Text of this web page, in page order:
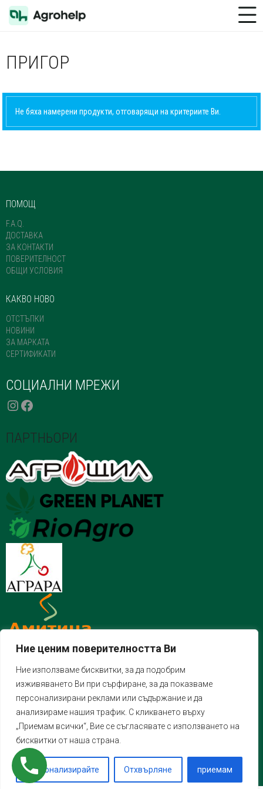
Ние ценим поверителността Ви
Ние използваме бисквитки, за да подобрим
изживяването Ви при сърфиране, за да показваме
персонализирани реклами или съдържание и да
анализираме нашия трафик. С кликването върху
„Приемам всички“, Вие се съгласявате с използването на
бисквитки от наша страна.
Персонализирайте Отхвърляне приемам
Toggle Menu
ПРИГОР
Не бяха намерени продукти, отговарящи на критериите Ви.
ПОМОЩ
F.A.Q.
ДОСТАВКА
ЗА КОНТАКТИ
ПОВЕРИТЕЛНОСТ
ОБЩИ УСЛОВИЯ
КАКВО НОВО
ОТСТЪПКИ
НОВИНИ
ЗА МАРКАТА
СЕРТИФИКАТИ
СОЦИАЛНИ МРЕЖИ
INSTAGRAM
FACEBOOK
ПАРТНЬОРИ